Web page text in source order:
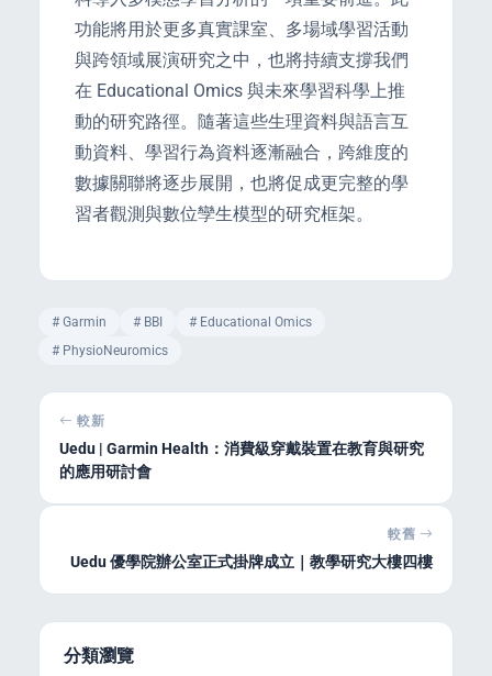
功能將用於更多真實課室、多場域學習活動
與跨領域展演研究之中，也將持續支撐我們
在 Educational Omics 與未來學習科學上推
動的研究路徑。隨著這些生理資料與語言互
動資料、學習行為資料逐漸融合，跨維度的
數據關聯將逐步展開，也將促成更完整的學
習者觀測與數位孿生模型的研究框架。
# Garmin # BBI
# Educational Omics
# PhysioNeuromics
較新
Uedu | Garmin Health：消費級穿戴裝置在教育與研究
的應用研討會
較舊
Uedu 優學院辦公室正式掛牌成立｜教學研究大樓四樓
分類瀏覽